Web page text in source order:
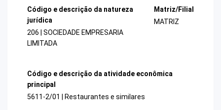
Código e descrição da natureza
jurídica
206 | SOCIEDADE EMPRESARIA
LIMITADA
Matriz/Filial
MATRIZ
Código e descrição da atividade econômica
principal
5611-2/01 | Restaurantes e similares